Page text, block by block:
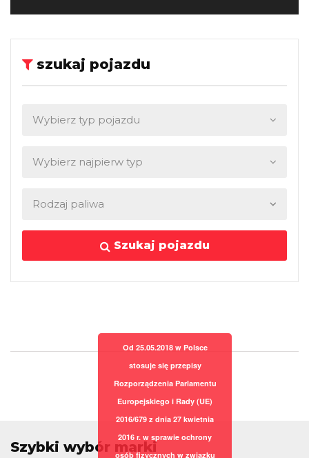
szukaj pojazdu
Szukaj pojazdu
Szybki wybór marki
Od 25.05.2018 w Polsce
stosuje się przepisy
Rozporządzenia Parlamentu
Europejskiego i Rady (UE)
2016/679 z dnia 27 kwietnia
2016 r. w sprawie ochrony
osób fizycznych w związku